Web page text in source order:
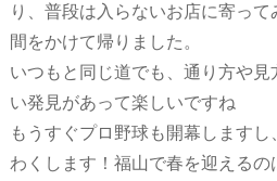
り、普段は入らないお店に寄っ
間をかけて帰りました。
いつもと同じ道でも、通り方や
い発見があって楽しいですね
もうすぐプロ野球も開幕しますし
わくします！福山で春を迎える